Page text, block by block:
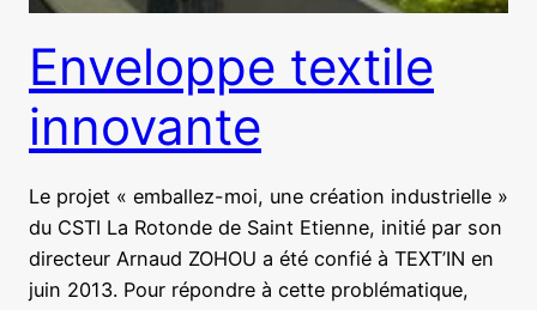
Enveloppe textile
innovante
Le projet « emballez-moi, une création industrielle »
du CSTI La Rotonde de Saint Etienne, initié par son
directeur Arnaud ZOHOU a été confié à TEXT’IN en
juin 2013. Pour répondre à cette problématique,